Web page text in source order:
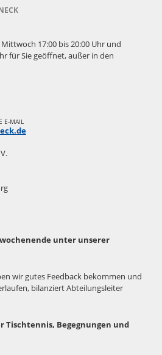
17:00 bis 20:00 Uhr und
für Sie geöffnet, außer in den
E-MAIL
unter unserer
wir gutes Feedback bekommen und
bilanziert Abteilungsleiter
Tischtennis, Begegnungen und